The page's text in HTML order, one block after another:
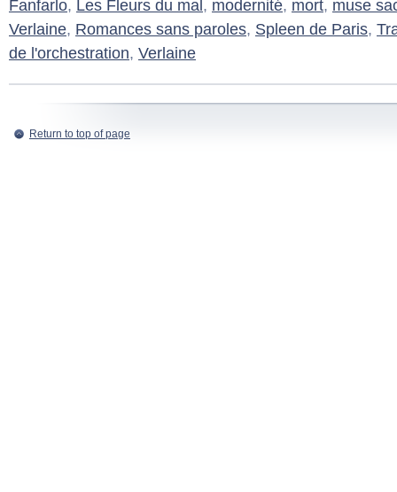
Fanfarlo, Les Fleurs du mal , modernité, mort, muse
Verlaine, Romances sans paroles, Spleen de Paris,
de l'orchestration, Verlaine
Return to top of page